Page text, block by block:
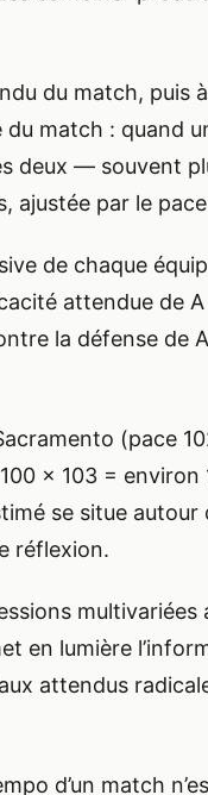
du match, puis
match : quand
deux — souvent
par le
de chaque
attendue de
la défense
(pace
x 103 =
se situe
réflexion.
en lumière
attendus
d’un match